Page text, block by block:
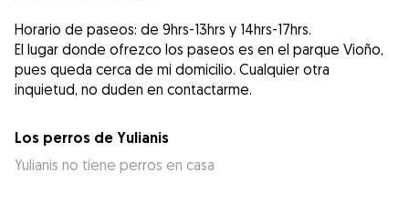
Horario de paseos: de 9hrs-13hrs y 14hrs-17hrs.
El lugar donde ofrezco los paseos es en el parque Vioño,
pues queda cerca de mi domicilio. Cualquier otra
inquietud, no duden en contactarme.
Los perros de Yulianis
Yulianis no tiene perros en casa